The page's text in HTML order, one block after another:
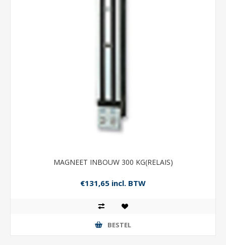
MAGNEET INBOUW 300 KG(RELAIS)
€131,65 incl. BTW
BESTEL